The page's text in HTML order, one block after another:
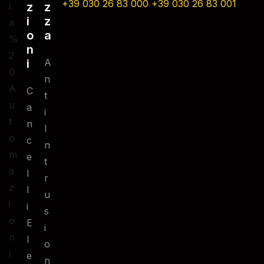
z
i
o
n
i
C
A
N
C
E
L
L
I
E
L
E
z
z
a
A
N
T
I
I
N
T
R
U
S
I
O
N
+39 030 26 83 000 +39 030 26 83 001